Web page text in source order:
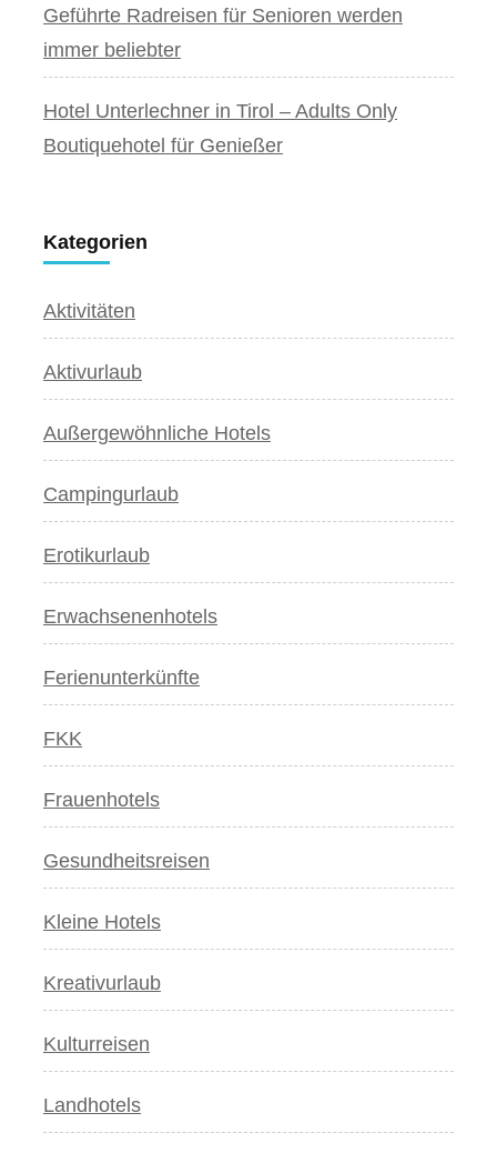
Geführte Radreisen für Senioren werden
immer beliebter
Hotel Unterlechner in Tirol – Adults Only
Boutiquehotel für Genießer
Kategorien
Aktivitäten
Aktivurlaub
Außergewöhnliche Hotels
Campingurlaub
Erotikurlaub
Erwachsenenhotels
Ferienunterkünfte
FKK
Frauenhotels
Gesundheitsreisen
Kleine Hotels
Kreativurlaub
Kulturreisen
Landhotels